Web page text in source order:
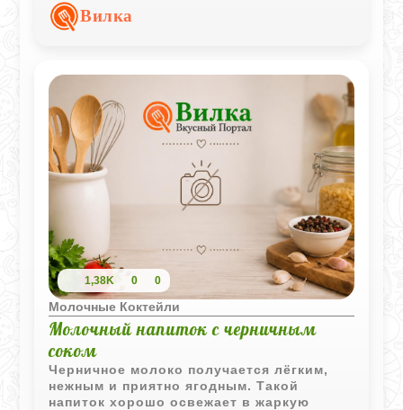
добавляет напитку приятную цитрусовую
свежесть.
Вилка
1,38K 0 0
Молочные Коктейли
Молочный напиток с черничным
соком
Черничное молоко получается лёгким,
нежным и приятно ягодным. Такой
напиток хорошо освежает в жаркую